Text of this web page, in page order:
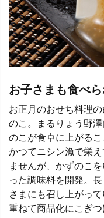
お子さまも食べ
お正月のおせち料理
のこ。まるりょう野
のこが食卓に上がる
かつてニシン漁で栄
ませんが、かずのこ
った調味料を開発。
さまにも召し上がっ
重ねて商品化にこぎつ